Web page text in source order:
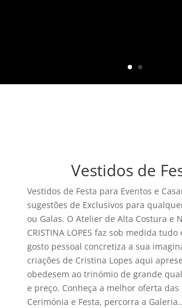
Vestidos de
Vestidos de Festa para Eventos e
sugestões de Exclusivos para
ou Galas. O Atelier de Alta Costura e
CRISTINA LOPES faz sob medida
gosto pessoal concretiza a sua
criações de Cristina Lopes aqui
obedesem ao trinómio de grande
e preço. Conheça a melhor oferta das
Cerimónia e Festa, percorra a